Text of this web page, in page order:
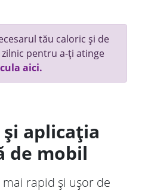
tău caloric și de
pentru a-ți atinge
aici.
aplicația
de mobil
mai rapid și ușor de